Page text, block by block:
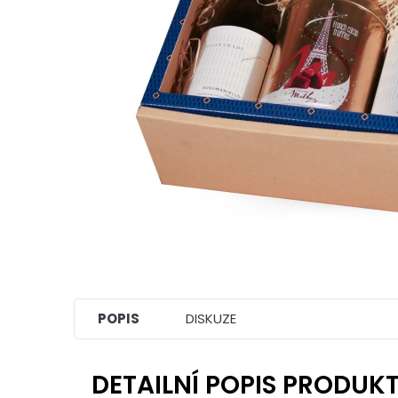
POPIS DISKUZE
DETAILNÍ POPIS